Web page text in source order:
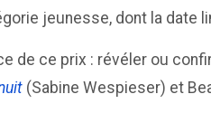
jeunesse, dont la date
de ce prix : révéler ou
(Sabine Wespieser) et